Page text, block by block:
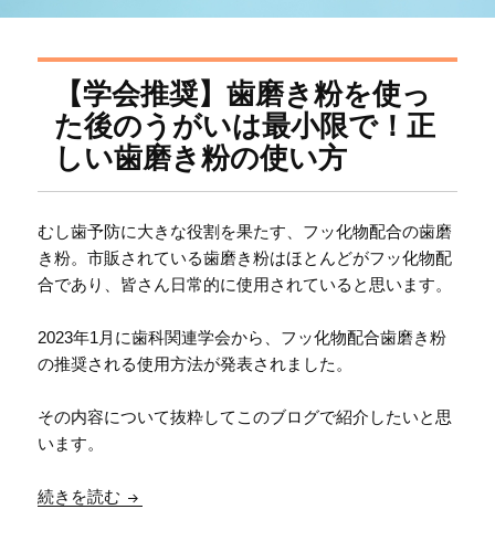
【学会推奨】歯磨き粉を使っ
た後のうがいは最小限で！正
しい歯磨き粉の使い方
むし歯予防に大きな役割を果たす、フッ化物配合の歯磨
き粉。市販されている歯磨き粉はほとんどがフッ化物配
合であり、皆さん日常的に使用されていると思います。
2023年1月に歯科関連学会から、フッ化物配合歯磨き粉
の推奨される使用方法が発表されました。
その内容について抜粋してこのブログで紹介したいと思
います。
続きを読む 【学会推奨】歯磨き粉を使った後のうがいは最